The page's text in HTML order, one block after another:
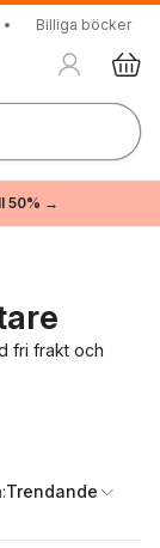
• Billiga böcker
50% →
fri frakt och
Trendande